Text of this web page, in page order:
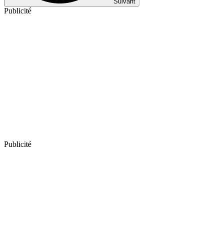
Publicité
Publicité